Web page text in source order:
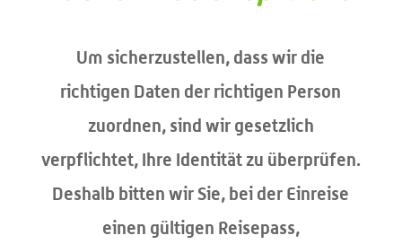
Um sicherzustellen, dass wir die
richtigen Daten der richtigen Person
zuordnen, sind wir gesetzlich
verpflichtet, Ihre Identität zu überprüfen.
Deshalb bitten wir Sie, bei der Einreise
einen gültigen Reisepass,